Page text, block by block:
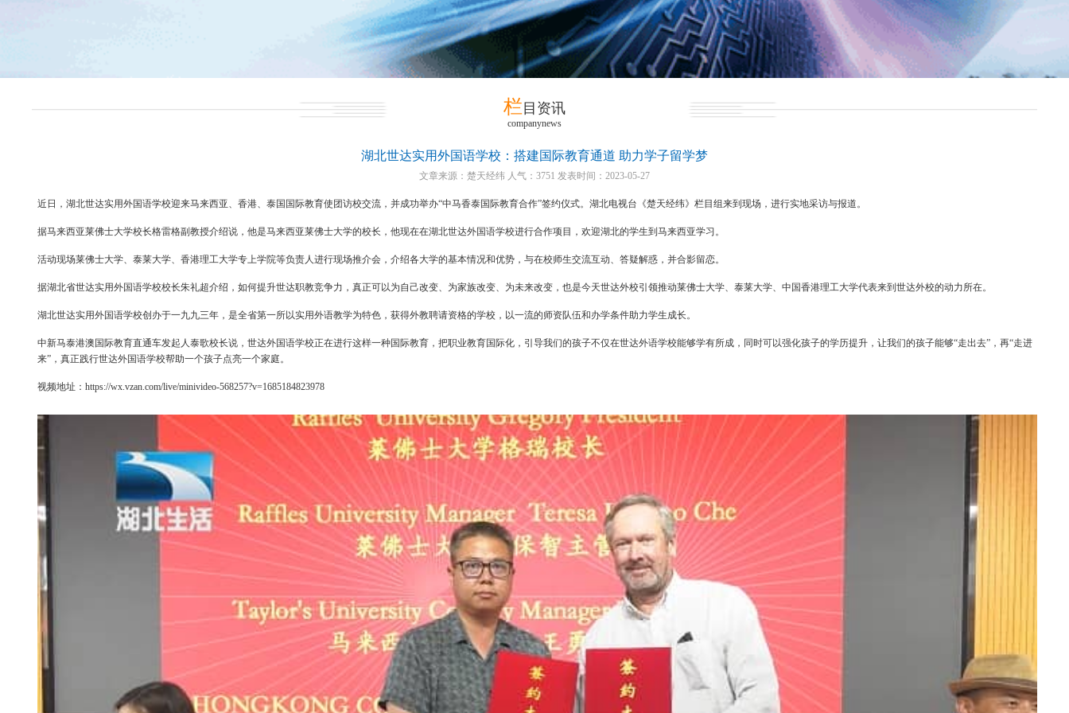
栏目资讯
companynews
湖北世达实用外国语学校：搭建国际教育通道 助力学子留学梦
文章来源：楚天经纬 人气：3751 发表时间：2023-05-27
近日，湖北世达实用外国语学校迎来马来西亚、香港、泰国国际教育使团访校交流，并成功举办“中马香泰国际教育合作”签约仪式。湖北电视台《楚天经纬》栏目组来到现场，进行实地采访与报道。
据马来西亚莱佛士大学校长格雷格副教授介绍说，他是马来西亚莱佛士大学的校长，他现在在湖北世达外国语学校进行合作项目，欢迎湖北的学生到马来西亚学习。
活动现场莱佛士大学、泰莱大学、香港理工大学专上学院等负责人进行现场推介会，介绍各大学的基本情况和优势，与在校师生交流互动、答疑解惑，并合影留恋。
据湖北省世达实用外国语学校校长朱礼超介绍，如何提升世达职教竞争力，真正可以为自己改变、为家族改变、为未来改变，也是今天世达外校引领推动莱佛士大学、泰莱大学、中国香港理工大学代表来到世达外校的动力所在。
湖北世达实用外国语学校创办于一九九三年，是全省第一所以实用外语教学为特色，获得外教聘请资格的学校，以一流的师资队伍和办学条件助力学生成长。
中新马泰港澳国际教育直通车发起人泰歌校长说，世达外国语学校正在进行这样一种国际教育，把职业教育国际化，引导我们的孩子不仅在世达外语学校能够学有所成，同时可以强化孩子的学历提升，让我们的孩子能够“走出去”，再“走进
来”，真正践行世达外国语学校帮助一个孩子点亮一个家庭。
视频地址：https://wx.vzan.com/live/minivideo-568257?v=1685184823978